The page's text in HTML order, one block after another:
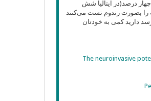
درصد(در ایتالیا شش
را بصورت رندوم تست می‌کنند
دارید کمی به خودتان
The neuroinvasive